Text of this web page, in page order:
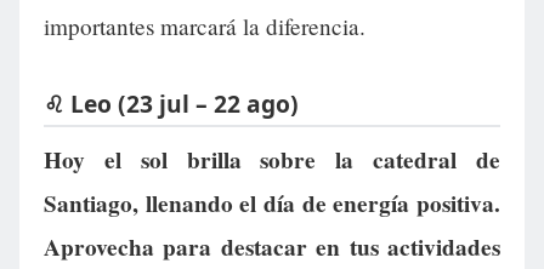
importantes marcará la diferencia.
♌ Leo (23 jul – 22 ago)
Hoy el sol brilla sobre la catedral de
Santiago, llenando el día de energía positiva.
Aprovecha para destacar en tus actividades